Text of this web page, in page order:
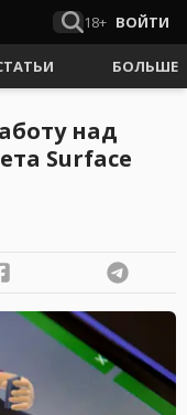
18+ ВОЙТИ
БОЛЬШЕ
над
Surface